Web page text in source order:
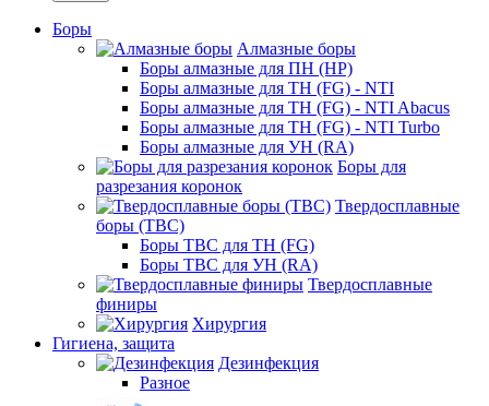
Боры
Алмазные боры
Боры алмазные для ПН (HP)
Боры алмазные для ТН (FG) - NTI
Боры алмазные для ТН (FG) - NTI Abacus
Боры алмазные для ТН (FG) - NTI Turbo
Боры алмазные для УН (RA)
Боры для
разрезания коронок
Твердосплавные
боры (ТВС)
Боры ТВС для ТН (FG)
Боры ТВС для УН (RA)
Твердосплавные
финиры
Хирургия
Гигиена, защита
Дезинфекция
Разное